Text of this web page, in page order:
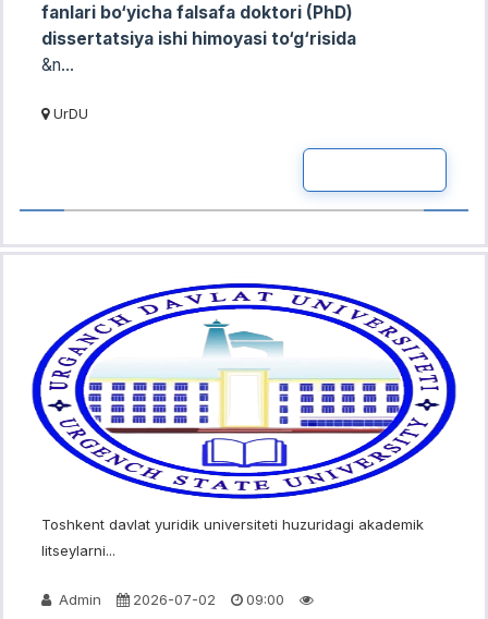
fanlari bo‘yicha falsafa doktori (PhD)
dissertatsiya ishi himoyasi to‘g‘risida
&n...
UrDU
Toshkent davlat yuridik universiteti huzuridagi akademik
litseylarni...
Admin 2026-07-02 09:00